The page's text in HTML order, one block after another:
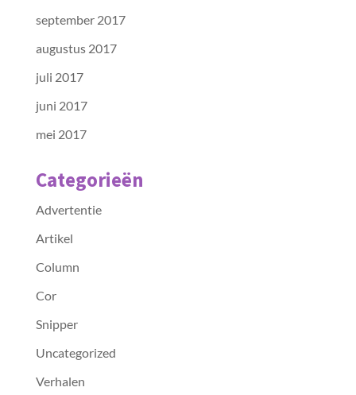
september 2017
augustus 2017
juli 2017
juni 2017
mei 2017
Categorieën
Advertentie
Artikel
Column
Cor
Snipper
Uncategorized
Verhalen